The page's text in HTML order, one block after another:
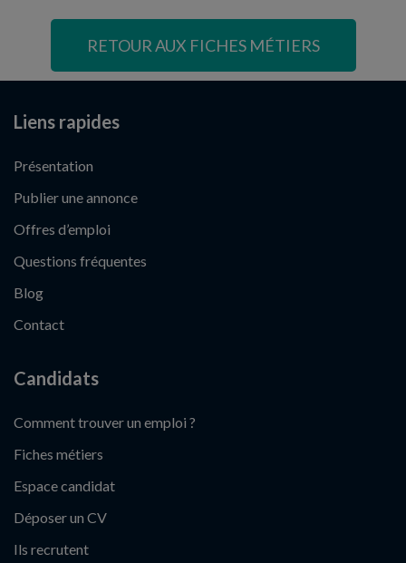
RETOUR AUX FICHES MÉTIERS
Liens rapides
Présentation
Publier une annonce
Offres d’emploi
Questions fréquentes
Blog
Contact
Candidats
Comment trouver un emploi ?
Fiches métiers
Espace candidat
Déposer un CV
Ils recrutent